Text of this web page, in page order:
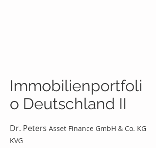
Immobilienportfoli
o Deutschland II
Dr. Peters Asset Finance GmbH & Co. KG
KVG